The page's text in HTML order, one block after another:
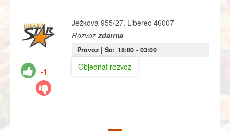
-1
Ježkova 955/27, Liberec 46007
Rozvoz zdarma
Provoz | So: 18:00- 03:00
Objednat rozvoz